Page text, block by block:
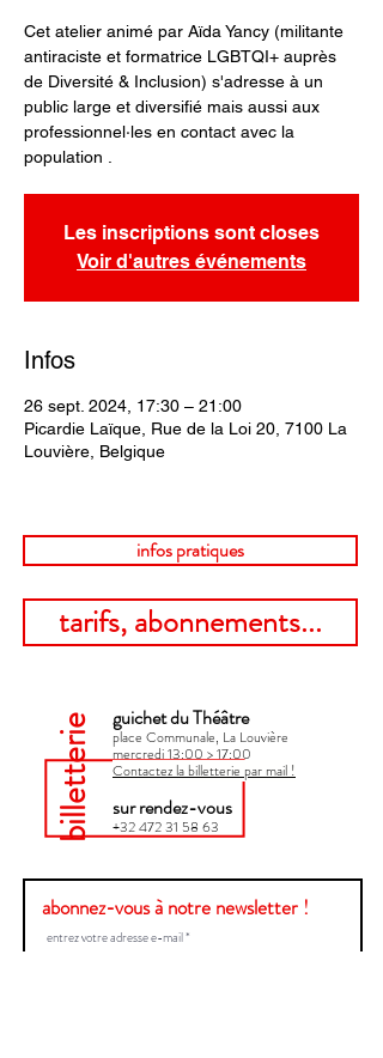
Cet atelier animé par Aïda Yancy (militante
antiraciste et formatrice LGBTQI+ auprès
de Diversité & Inclusion) s'adresse à un
public large et diversifié mais aussi aux
professionnel·les en contact avec la
population .
Les inscriptions sont closes
Voir d'autres événements
Infos
26 sept. 2024, 17:30 – 21:00
Picardie Laïque, Rue de la Loi 20, 7100 La
Louvière, Belgique
infos pratiques
tarifs, abonnements...
billetterie guichet du Théâtre
place Communale, La Louvière
mercredi 13:00 > 17:00​
Contactez la billetterie par mail !
sur rendez-vous
+32 472 31 58 63
abonnez-vous à notre newsletter !